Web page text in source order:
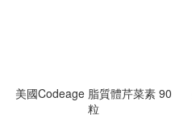
美國Codeage 脂質體芹菜素 90
粒